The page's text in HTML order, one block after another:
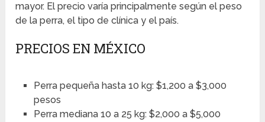
mayor. El precio varía principalmente según el peso
de la perra, el tipo de clínica y el país.
PRECIOS EN MÉXICO
Perra pequeña hasta 10 kg: $1,200 a $3,000
pesos
Perra mediana 10 a 25 kg: $2,000 a $5,000